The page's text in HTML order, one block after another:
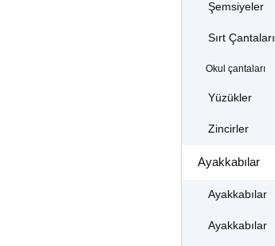
Şemsiyeler
Sırt Çantaları
Okul çantaları
Yüzükler
Zincirler
Ayakkabılar
Ayakkabılar
Ayakkabılar